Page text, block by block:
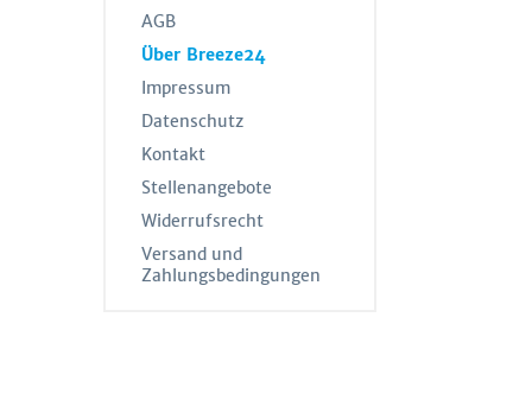
AGB
Über Breeze24
Impressum
Datenschutz
Kontakt
Stellenangebote
Widerrufsrecht
Versand und
Zahlungsbedingungen